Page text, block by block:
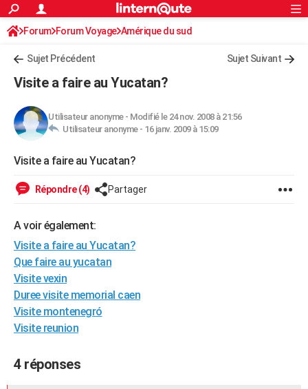
ACTUALITÉS
Politique
Société
Faits Divers
Education
Monde
Villes
+
Retraite
Impôts
Epargne
Immobilier
Risques naturels par ville
Banque
Assurance
Crédit
AUTO
HIGH-TECH
Mobiles
Meilleur smartphone
Internet
Ordinateurs
Jeux vidéo
Guide high-tech
BRICOLAGE
LIFESTYLE
Art de vivre
Bien-être
Loisirs
Mode
Modes de vie
SANTE
Alimentation
Guide de la santé
Maladies
Médicaments
Sommeil
VOYAGE
Destinations
City break
Voyage nature
Voyage de noces
Forum
Climat
+PHOTO
S'inscrire
Connexion
Forum Forum Voyage Amérique du sud
Sujet Précédent Sujet Suivant
Visite a faire au Yucatan?
Utilisateur anonyme- Modifié le 24 nov. 2008 à 21:56
Utilisateur anonyme - 16 janv. 2009 à 15:09
Visite a faire au Yucatan?
Répondre (4) Partager
A voir également:
Visite a faire au Yucatan?
Que faire au yucatan
Visite vexin
Duree visite memorial caen
Visite montenegró
Visite reunion
4 réponses